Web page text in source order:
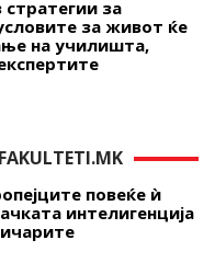
за
за живот ќе
на училишта,
повеќе ѝ
интелигенција